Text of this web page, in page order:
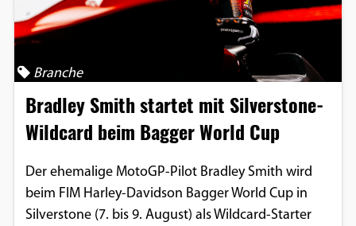
Branche
Bradley Smith startet mit Silverstone-
Wildcard beim Bagger World Cup
Der ehemalige MotoGP-Pilot Bradley Smith wird
beim FIM Harley-Davidson Bagger World Cup in
Silverstone (7. bis 9. August) als Wildcard-Starter